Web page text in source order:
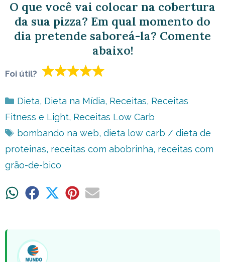
O que você vai colocar na cobertura
da sua pizza? Em qual momento do
dia pretende saboreá-la? Comente
abaixo!
Foi útil?
Categorias
Dieta, Dieta na Mídia, Receitas, Receitas
Fitness e Light, Receitas Low Carb
Tags
bombando na web, dieta low carb / dieta de
proteinas, receitas com abobrinha, receitas com
grão-de-bico
ShareShare ShareShareShare